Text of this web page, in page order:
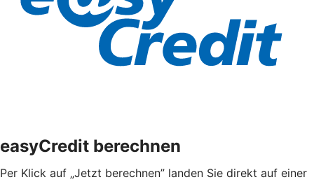
easyCredit berechnen
Per Klick auf „Jetzt berechnen” landen Sie direkt auf einer